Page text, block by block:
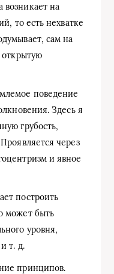
на
то есть нехватке
сам на
поведение
Здесь я
грубость,
через
и явное
построить
может быть
уровня,
т. д.
принципов.